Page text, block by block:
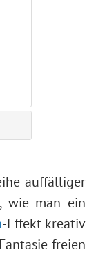
auffälliger
wie man ein
-Effekt kreativ
freien